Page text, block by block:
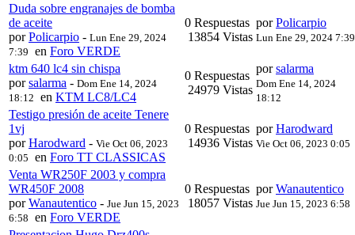
Duda sobre engranajes de bomba
de aceite
porPolicarpio - Lun Ene 29, 2024
7:39 en Foro VERDE
0 Respuestas
13854 Vistas
porPolicarpio
Lun Ene 29, 2024 7:39
ktm 640 lc4 sin chispa
porsalarma - Dom Ene 14, 2024
18:12 en KTM LC8/LC4
0 Respuestas
24979 Vistas
porsalarma
Dom Ene 14, 2024
18:12
Testigo presión de aceite Tenere
1vj
porHarodward - Vie Oct 06, 2023
0:05 en Foro TT CLASSICAS
0 Respuestas
14936 Vistas
porHarodward
Vie Oct 06, 2023 0:05
Venta WR250F 2003 y compra
WR450F 2008
porWanautentico - Jue Jun 15, 2023
6:58 en Foro VERDE
0 Respuestas
18057 Vistas
porWanautentico
Jue Jun 15, 2023 6:58